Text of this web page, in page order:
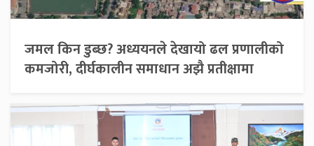
जमल किन डुब्छ? अध्ययनले देखायो ढल प्रणालीको
कमजोरी, दीर्घकालीन समाधान अझै प्रतीक्षामा